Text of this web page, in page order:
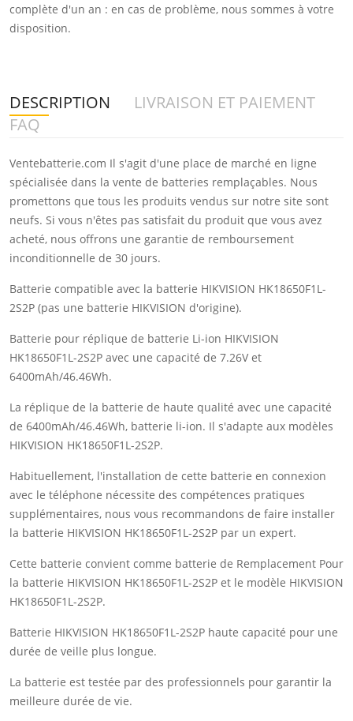
complète d'un an : en cas de problème, nous sommes à votre
disposition.
DESCRIPTION
LIVRAISON ET PAIEMENT
FAQ
Ventebatterie.com Il s'agit d'une place de marché en ligne
spécialisée dans la vente de batteries remplaçables. Nous
promettons que tous les produits vendus sur notre site sont
neufs. Si vous n'êtes pas satisfait du produit que vous avez
acheté, nous offrons une garantie de remboursement
inconditionnelle de 30 jours.
Batterie compatible avec la batterie HIKVISION HK18650F1L-
2S2P (pas une batterie HIKVISION d'origine).
Batterie pour réplique de batterie Li-ion HIKVISION
HK18650F1L-2S2P avec une capacité de 7.26V et
6400mAh/46.46Wh.
La réplique de la batterie de haute qualité avec une capacité
de 6400mAh/46.46Wh, batterie li-ion. Il s'adapte aux modèles
HIKVISION HK18650F1L-2S2P.
Habituellement, l'installation de cette batterie en connexion
avec le téléphone nécessite des compétences pratiques
supplémentaires, nous vous recommandons de faire installer
la batterie HIKVISION HK18650F1L-2S2P par un expert.
Cette batterie convient comme batterie de Remplacement Pour
la batterie HIKVISION HK18650F1L-2S2P et le modèle HIKVISION
HK18650F1L-2S2P.
Batterie HIKVISION HK18650F1L-2S2P haute capacité pour une
durée de veille plus longue.
La batterie est testée par des professionnels pour garantir la
meilleure durée de vie.